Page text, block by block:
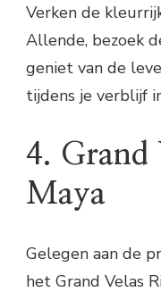
Verken de
Allende, bezoek
geniet van de
tijdens je verblijf
4. Grand
Maya
Gelegen aan de
het Grand Velas